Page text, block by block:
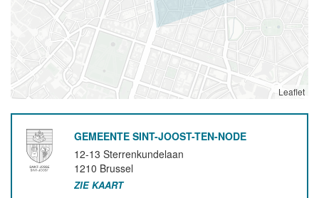
Leaflet
GEMEENTE SINT-JOOST-TEN-NODE
12-13 Sterrenkundelaan
1210 Brussel
ZIE KAART